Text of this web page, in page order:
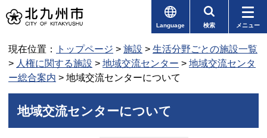
Language 検索 メニュー
現在位置： トップページ > 施設 > 生活分野ごとの施設一覧
> 人権に関する施設 > 地域交流センター > 地域交流センタ
ー総合案内 > 地域交流センターについて
地域交流センターについて